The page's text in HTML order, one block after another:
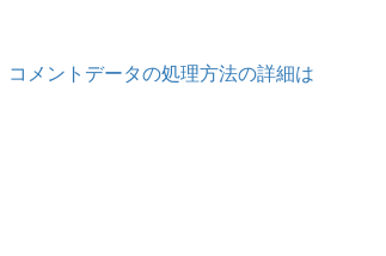
コメントデータの処理方法の詳細は